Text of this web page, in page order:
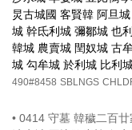
炅古城國 客賢韓 阿旦
城 幹氐利城 彌鄒城 也
韓城 農賣城 閏奴城 古
城 勾牟城 於利城 比利
490#8458 SBLNGS
• 0414 守墓 韓穢二百